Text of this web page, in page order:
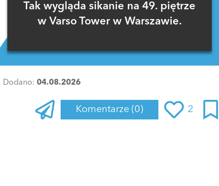
Tak wygląda sikanie na 49. piętrze
w Varso Tower w Warszawie.
Dodano: 04.08.2026
Komentarze (0) 2